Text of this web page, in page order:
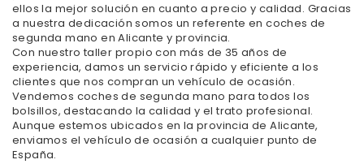
ellos la mejor solución en cuanto a precio y calidad. Gracias
a nuestra dedicación somos un referente en coches de
segunda mano en Alicante y provincia.
Con nuestro taller propio con más de 35 años de
experiencia, damos un servicio rápido y eficiente a los
clientes que nos compran un vehículo de ocasión.
Vendemos coches de segunda mano para todos los
bolsillos, destacando la calidad y el trato profesional.
Aunque estemos ubicados en la provincia de Alicante,
enviamos el vehículo de ocasión a cualquier punto de
España.